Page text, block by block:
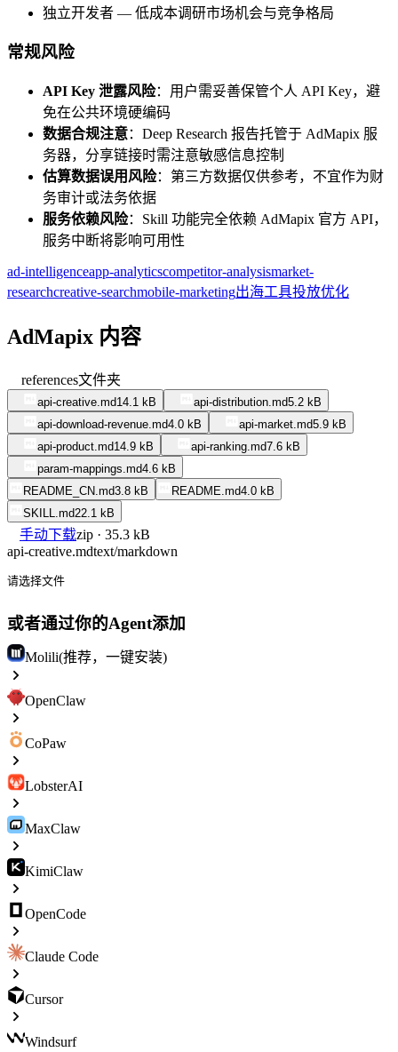
独立开发者 — 低成本调研市场机会与竞争格局
常规风险
API Key 泄露风险：用户需妥善保管个人 API Key，避
免在公共环境硬编码
数据合规注意：Deep Research 报告托管于 AdMapix 服
务器，分享链接时需注意敏感信息控制
估算数据误用风险：第三方数据仅供参考，不宜作为财
务审计或法务依据
服务依赖风险：Skill 功能完全依赖 AdMapix 官方 API，
服务中断将影响可用性
ad-intelligenceapp-analyticscompetitor-analysismarket-
researchcreative-searchmobile-marketing出海工具投放优化
AdMapix 内容
references文件夹
api-creative.md14.1 kB api-distribution.md5.2 kB
api-download-revenue.md4.0 kB api-market.md5.9 kB
api-product.md14.9 kB api-ranking.md7.6 kB
param-mappings.md4.6 kB
README_CN.md3.8 kB README.md4.0 kB
SKILL.md22.1 kB
手动下载zip · 35.3 kB
api-creative.mdtext/markdown
请选择文件
或者通过你的Agent添加
Molili(推荐，一键安装)
OpenClaw
CoPaw
LobsterAI
MaxClaw
KimiClaw
OpenCode
Claude Code
Cursor
Windsurf